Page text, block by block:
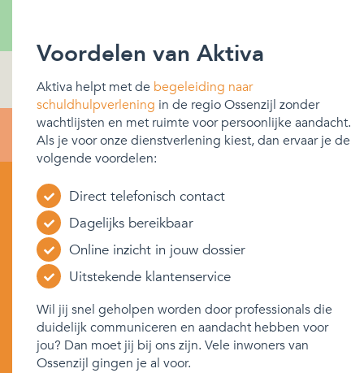
Voordelen van Aktiva
Aktiva helpt met de begeleiding naar
schuldhulpverlening in de regio Ossenzijl zonder
wachtlijsten en met ruimte voor persoonlijke aandacht.
Als je voor onze dienstverlening kiest, dan ervaar je de
volgende voordelen:
Direct telefonisch contact
Dagelijks bereikbaar
Online inzicht in jouw dossier
Uitstekende klantenservice
Wil jij snel geholpen worden door professionals die
duidelijk communiceren en aandacht hebben voor
jou? Dan moet jij bij ons zijn. Vele inwoners van
Ossenzijl gingen je al voor.